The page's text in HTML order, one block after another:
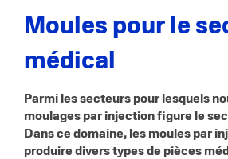
Moules pour le
médical
Parmi les secteurs pour lesquels
moulages par injection figure le
Dans ce domaine, les moules par
produire divers types de pièces